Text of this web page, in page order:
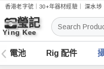
香港老字號｜30+年器材經驗｜深水埗
搜
索
電池 Rig 配件